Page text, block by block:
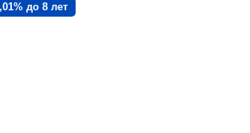
до 8 лет